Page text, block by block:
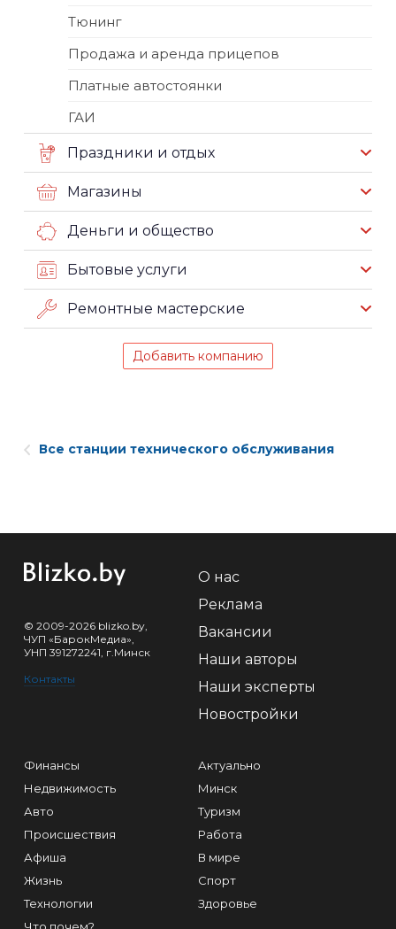
Тюнинг
Продажа и аренда прицепов
Платные автостоянки
ГАИ
Праздники и отдых
Магазины
Деньги и общество
Бытовые услуги
Ремонтные мастерские
Добавить компанию
Все станции технического обслуживания
© 2009-2026 blizko.by,
ЧУП «БарокМедиа»,
УНП 391272241, г.Минск
Контакты
О нас
Реклама
Вакансии
Наши авторы
Наши эксперты
Новостройки
Финансы
Недвижимость
Авто
Происшествия
Афиша
Жизнь
Технологии
Актуально
Минск
Туризм
Работа
В мире
Спорт
Здоровье